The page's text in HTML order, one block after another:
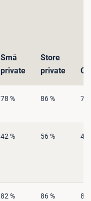
Små
private
Store
private
78 % 86 % 75
42 % 56 % 46
82 % 86 % 81